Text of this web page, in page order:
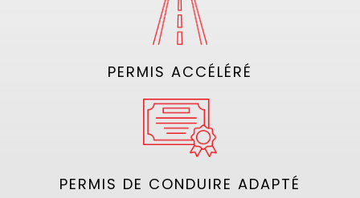
PERMIS ACCÉLÉRÉ
PERMIS DE CONDUIRE ADAPTÉ